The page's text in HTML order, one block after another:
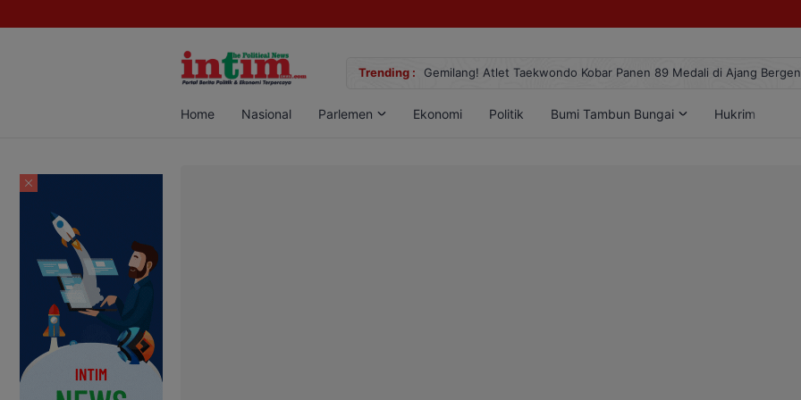
Trending :
Sabu di Pangkalan Bun, Dua Pelaku Diamankan Gemilang! Atlet Taekwondo Kobar Panen 89 Medali di Ajang
Home Nasional Parlemen Ekonomi Politik Bumi Tambun Bungai Hukrim